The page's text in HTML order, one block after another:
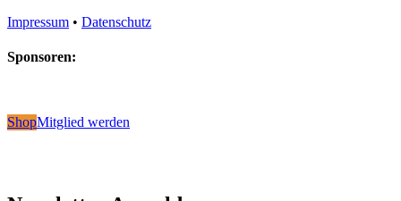
Impressum • Datenschutz
Sponsoren:
ShopMitglied werden